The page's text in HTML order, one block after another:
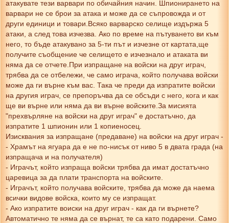
атакувате тези варвари по обичайния начин. Шпионирането на
варвари не се брои за атака и може да се съпровожда и от
други единици и товари.Всяко варварско селище издържа 5
атаки, а след това изчезва. Ако по време на пътуването ви към
него, то бъде атакувано за 5-ти път и изчезне от картата,ще
получите съобщение че селището е изчезнало и атаката ви
няма да се отчете.При изпращане на войски на друг играч,
трябва да се отбележи, че само играча, който получава войски
може да ги върне към вас. Така че преди да изпратите войски
на другия играч, се препоръчва да се обсъди с него, кога и как
ще ви върне или няма да ви върне войските.За мисията
"прехвърляне на войски на друг играч" е достатъчно, да
изпратите 1 шпионин или 1 копиеносец.
Изисквания за изпращане (предаване) на войски на друг играч -
- Храмът на ягуара да е не по-нисък от ниво 5 в двата града (на
изпращача и на получателя)
- Играчът, който изпраща войски трябва да имат достатъчно
царевица за да плати транспорта на войските.
- Играчът, който получава войските, трябва да може да наема
всички видове войска, които му се изпращат.
- Ако изпратите воиски на друг играч - как да ги върнете?
Автоматично те няма да се върнат, те са като подарени. Само